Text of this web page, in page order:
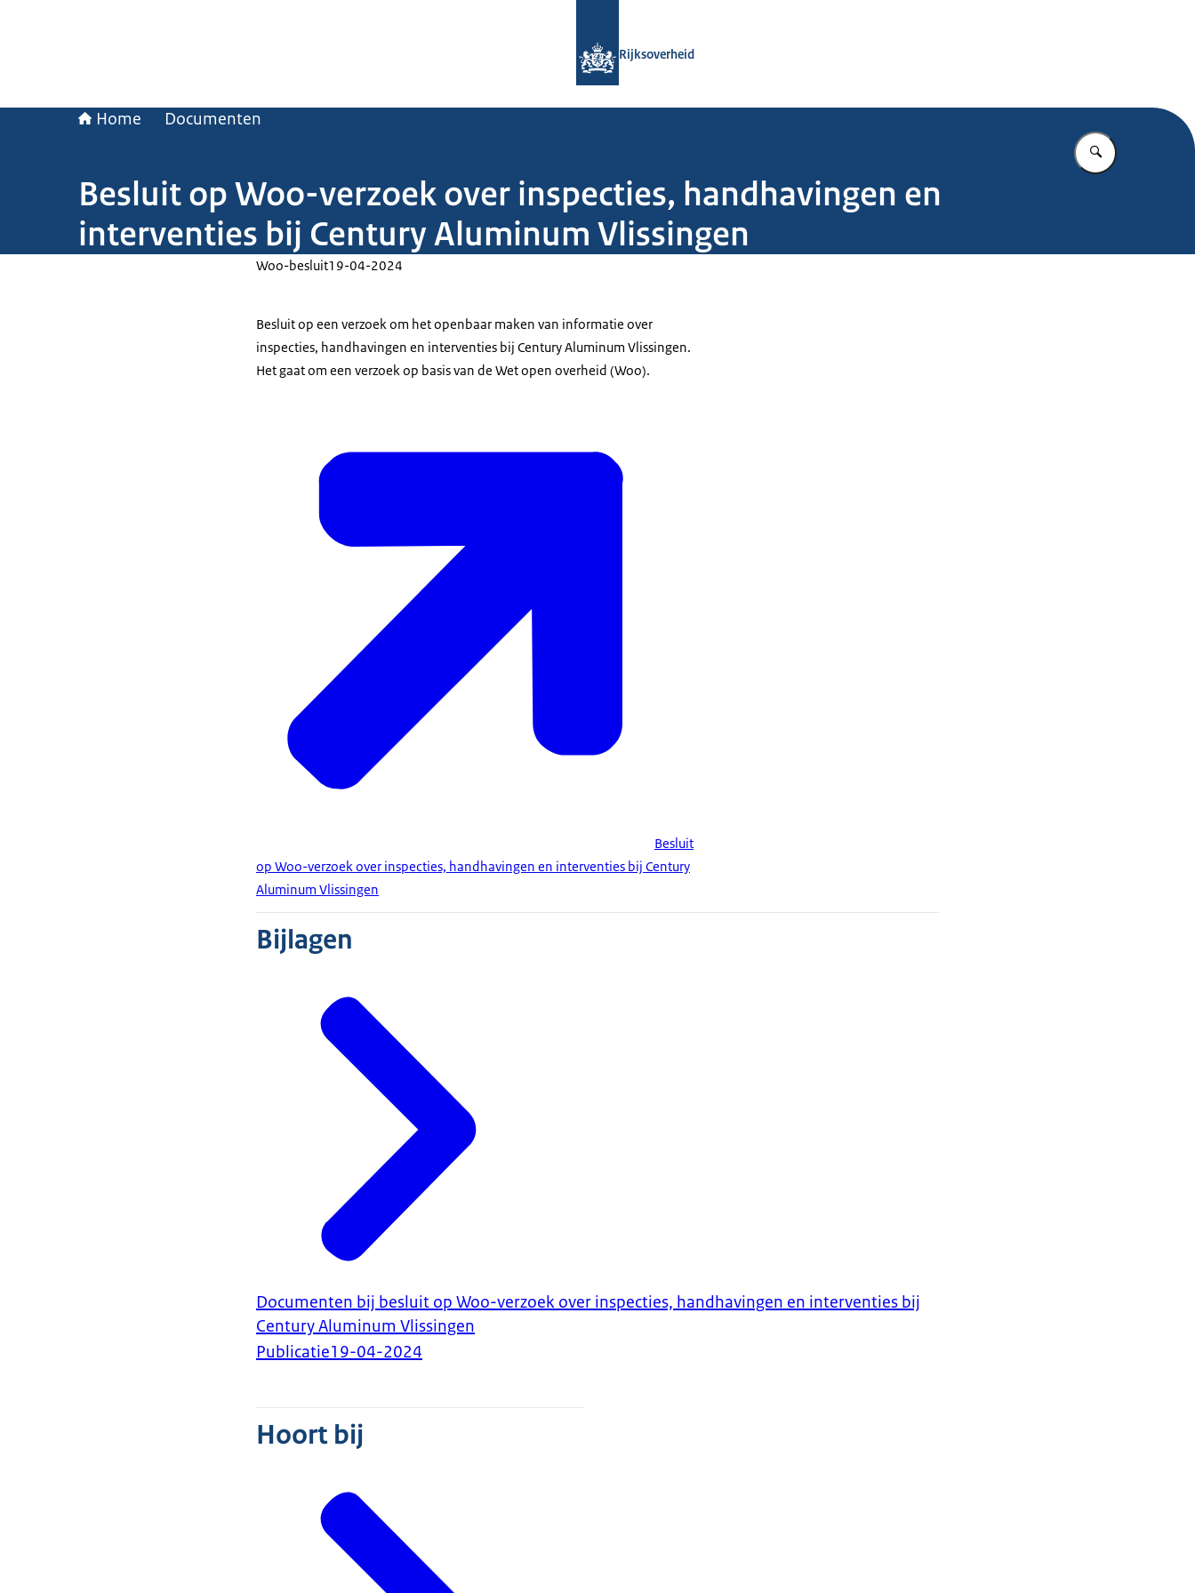
Rijksoverheid
Home Documenten
Vul in wat u
Besluit op Woo-verzoek over inspecties, handhavingen en
interventies bij Century Aluminum Vlissingen
Woo-besluit19-04-2024
Besluit op een verzoek om het openbaar maken van informatie over
inspecties, handhavingen en interventies bij Century Aluminum Vlissingen.
Het gaat om een verzoek op basis van de Wet open overheid (Woo).
Besluit
op Woo-verzoek over inspecties, handhavingen en interventies bij Century
Aluminum Vlissingen
Bijlagen
Documenten bij besluit op Woo-verzoek over inspecties, handhavingen en interventies bij
Century Aluminum Vlissingen
Publicatie19-04-2024
Hoort bij